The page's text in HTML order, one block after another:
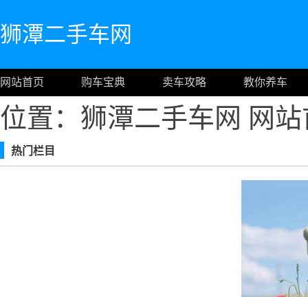
狮潭二手车网
网站首页 购车宝典 卖车攻略 教你养车
位置：狮潭二手车网 网
热门栏目